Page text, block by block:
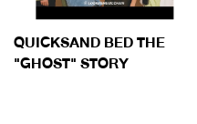
QUICKSAND BED THE
"GHOST" STORY